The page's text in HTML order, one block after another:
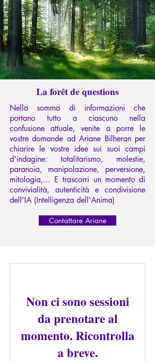
La forêt de questions
Nella somma di informazioni che
portano tutto a ciascuno nella
confusione attuale, venite a porre le
vostre domande ad Ariane Bilheran per
chiarire le vostre idee sui suoi campi
d'indagine: totalitarismo, molestie,
paranoia, manipolazione, perversione,
mitologia,... E trascorri un momento di
convivialità, autenticità e condivisione
dell'IA (Intelligenza dell'Anima)
Contattare Ariane
Non ci sono sessioni
da prenotare al
momento. Ricontrolla
a breve.